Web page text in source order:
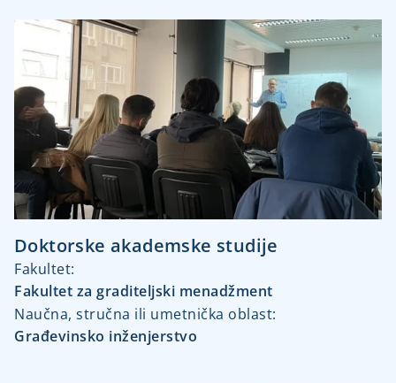
Doktorske akademske studije
Fakultet:
Fakultet za graditeljski menadžment
Naučna, stručna ili umetnička oblast:
Građevinsko inženjerstvo